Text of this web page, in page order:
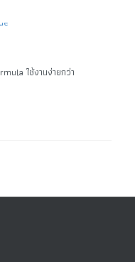
ใช้งานง่ายกว่า